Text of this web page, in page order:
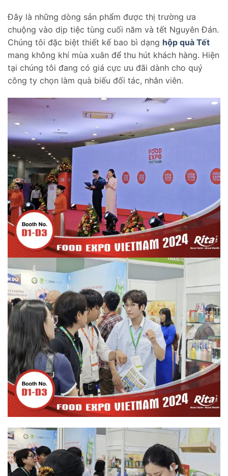
Đây là những dòng sản phẩm được thị trường ưa
chuộng vào dịp tiệc tùng cuối năm và tết Nguyên Đán.
Chúng tôi đặc biệt thiết kế bao bì dạng hộp quà Tết
mang không khí mùa xuân để thu hút khách hàng. Hiện
tại chúng tôi đang có giá cực ưu đãi dành cho quý
công ty chọn làm quà biếu đối tác, nhân viên.